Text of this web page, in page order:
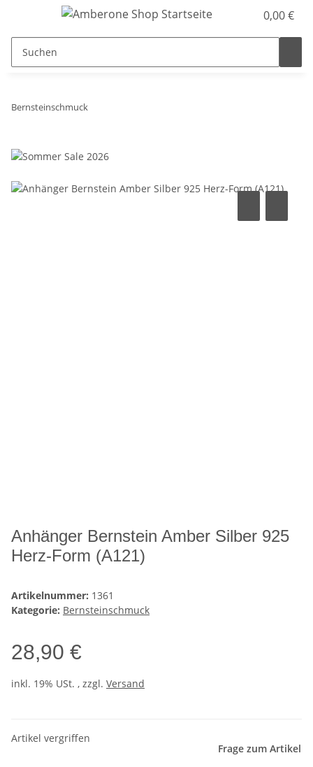
0,00 €
Bernsteinschmuck
Anhänger Bernstein Amber Silber 925
Herz-Form (A121)
Artikelnummer: 1361
Kategorie: Bernsteinschmuck
28,90 €
inkl. 19% USt. , zzgl. Versand
Artikel vergriffen
Frage zum Artikel